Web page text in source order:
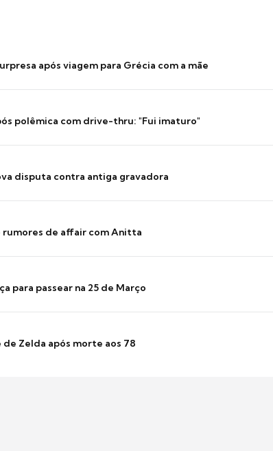
após viagem para Grécia com a mãe
polêmica com drive-thru: "Fui imaturo"
disputa contra antiga gravadora
rumores de affair com Anitta
para passear na 25 de Março
Zelda após morte aos 78